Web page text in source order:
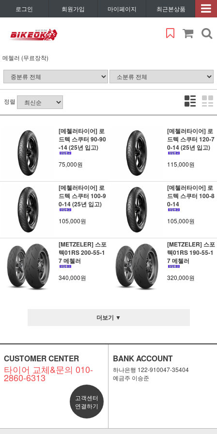
로그인 회원가입 마이페이지 최근본상품
메첼러 (무료장착)
정렬
[메첼러타이어] 로
드텍 스쿠터 90-90
-14 (25년 입고)
75,000원
[메첼러타이어] 로
드텍 스쿠터 120-7
0-14 (25년 입고)
115,000원
[메첼러타이어] 로
드텍 스쿠터 100-9
0-14 (25년 입고)
105,000원
[메첼러타이어] 로
드텍 스쿠터 100-8
0-14
105,000원
[METZELER] 스포
텍01RS 200-55-1
7 메첼러
340,000원
[METZELER] 스포
텍01RS 190-55-1
7 메첼러
320,000원
더보기 ▼
CUSTOMER CENTER
타이어 교체&문의 010-
2860-6313
고객센터
연결하기
BANK ACCOUNT
하나은행 122-910047-35404
예금주 이승준